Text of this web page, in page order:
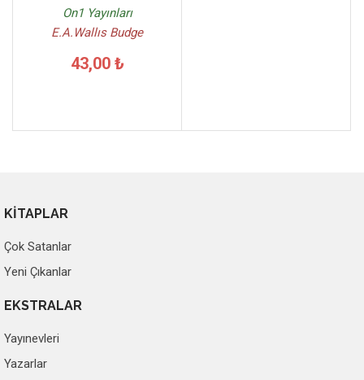
On1 Yayınları
E.A.Wallıs Budge
43,00 ₺
KİTAPLAR
Çok Satanlar
Yeni Çıkanlar
EKSTRALAR
Yayınevleri
Yazarlar